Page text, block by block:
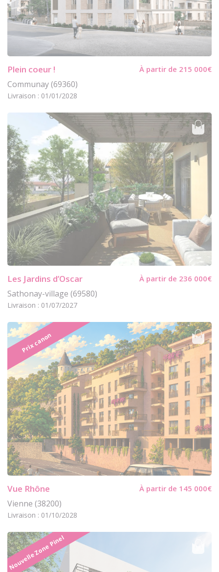
Plein coeur ! À partir de 215 000€
Communay (69360)
Livraison : 01/01/2028
Les Jardins d’Oscar À partir de 236 000€
Sathonay-village (69580)
Livraison : 01/07/2027
Prix canon
Vue Rhône À partir de 145 000€
Vienne (38200)
Livraison : 01/10/2028
Nouvelle Zone Pinel